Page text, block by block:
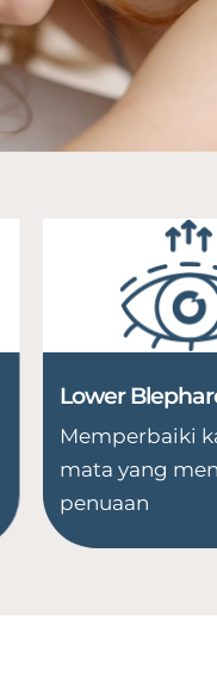
Lower
Memperbaiki
mata yang
penuaan